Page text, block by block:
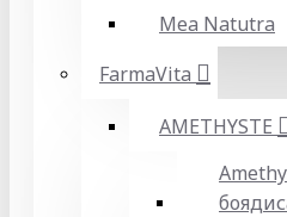
Mea Natutra
FarmaVita
AMETHYSTE